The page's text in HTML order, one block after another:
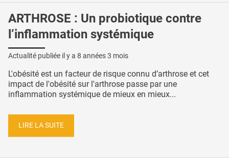
ARTHROSE : Un probiotique contre
l’inflammation systémique
Actualité publiée il y a 8 années 3 mois
L'obésité est un facteur de risque connu d’arthrose et cet
impact de l'obésité sur l'arthrose passe par une
inflammation systémique de mieux en mieux...
LIRE LA SUITE